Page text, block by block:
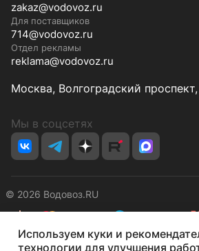
zakaz@vodovoz.ru
Для поставщиков
714@vodovoz.ru
Отдел рекламы
reklama@vodovoz.ru
Москва, Волгоградский
Мы в соцсетях
© 2026 Водовоз.RU
КонфиденциальностьОферта
Используем куки и
технологии для улучшения